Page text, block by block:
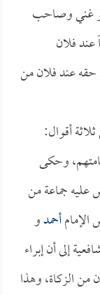
غني وصاحب
فلان
حقه عند فلان من
أقوال:
وحكى
عليه جماعة من
الإمامأحمدو
إلى أن إبراء
من الزكاة، وهذا